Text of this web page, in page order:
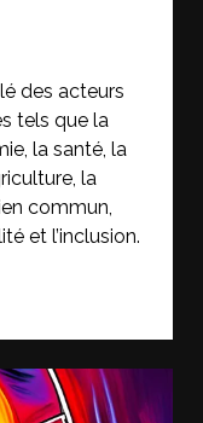
des acteurs
tels que la
la santé, la
la
commun,
et l’inclusion.